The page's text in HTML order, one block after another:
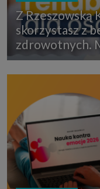
Z Rzeszowską
skorzystasz z
zdrowotnych.